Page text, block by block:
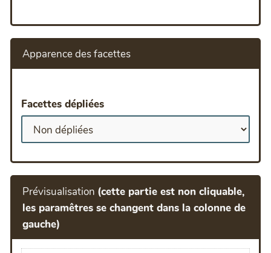
Apparence des facettes
Facettes dépliées
Prévisualisation (cette partie est non cliquable,
les paramêtres se changent dans la colonne de
gauche)